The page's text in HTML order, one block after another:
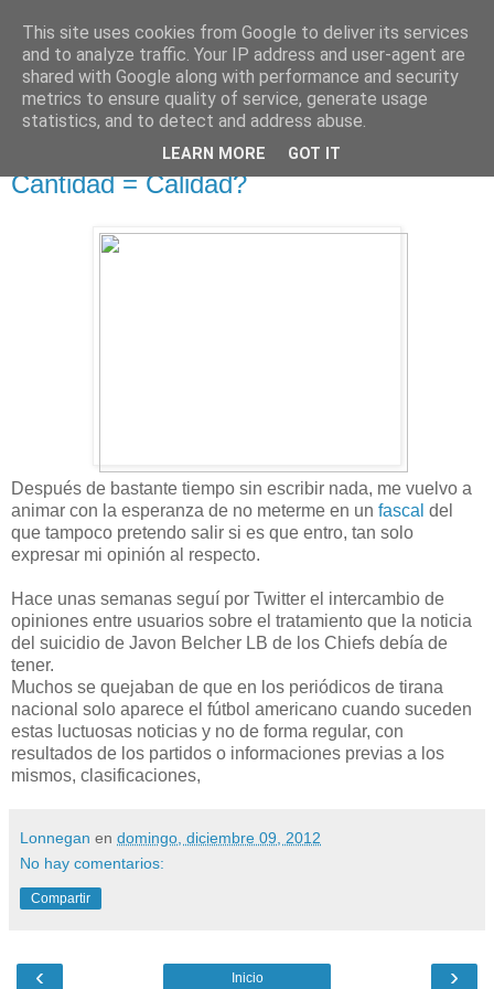
EN LA GRADA
Blog de opinión deportiva
domingo, 9 de diciembre de 2012
Cantidad = Calidad?
Después de bastante tiempo sin escribir nada, me vuelvo a
animar con la esperanza de no meterme en un fascal del
que tampoco pretendo salir si es que entro, tan solo
expresar mi opinión al respecto.
Hace unas semanas seguí por Twitter el intercambio de
opiniones entre usuarios sobre el tratamiento que la noticia
del suicidio de Javon Belcher LB de los Chiefs debía de
tener.
Muchos se quejaban de que en los periódicos de tirana
nacional solo aparece el fútbol americano cuando suceden
estas luctuosas noticias y no de forma regular, con
resultados de los partidos o informaciones previas a los
mismos, clasificaciones,
Lonnegan en domingo, diciembre 09, 2012
No hay comentarios:
Compartir
‹ ›
Inicio
This site uses cookies from Google to deliver its services
and to analyze traffic. Your IP address and user-agent are
shared with Google along with performance and security
metrics to ensure quality of service, generate usage
statistics, and to detect and address abuse.
LEARN MORE GOT IT